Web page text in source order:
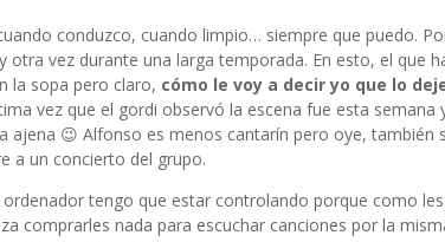
conduzco, cuando limpio… siempre que puedo.
vez durante una larga temporada. En esto, el que
la sopa pero claro, cómo le voy a decir yo que lo
vez que el gordi observó la escena fue esta
ajena 😉 Alfonso es menos cantarín pero oye, también
a un concierto del grupo.
tengo que estar controlando porque como
comprarles nada para escuchar canciones por la